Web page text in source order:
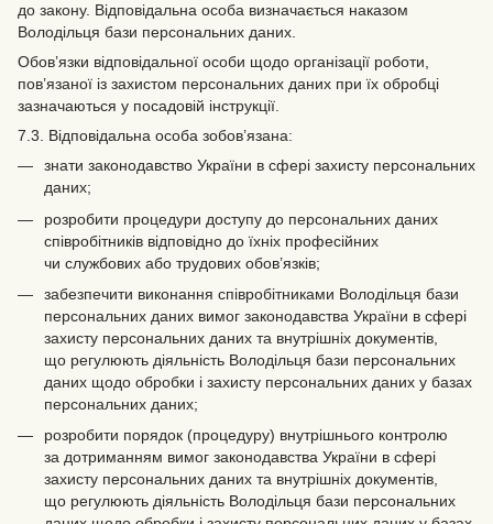
до закону. Відповідальна особа визначається наказом
Володільця бази персональних даних.
Обов’язки відповідальної особи щодо організації роботи,
пов’язаної із захистом персональних даних при їх обробці
зазначаються у посадовій інструкції.
7.3. Відповідальна особа зобов’язана:
знати законодавство України в сфері захисту персональних
даних;
розробити процедури доступу до персональних даних
співробітників відповідно до їхніх професійних
чи службових або трудових обов’язків;
забезпечити виконання співробітниками Володільця бази
персональних даних вимог законодавства України в сфері
захисту персональних даних та внутрішніх документів,
що регулюють діяльність Володільця бази персональних
даних щодо обробки і захисту персональних даних у базах
персональних даних;
розробити порядок (процедуру) внутрішнього контролю
за дотриманням вимог законодавства України в сфері
захисту персональних даних та внутрішніх документів,
що регулюють діяльність Володільця бази персональних